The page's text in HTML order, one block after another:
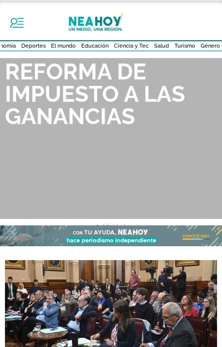
Deportes El mundo Educación Ciencia y Tec Salud Turismo Género
REFORMA DE
IMPUESTO A LAS
GANANCIAS
- Publicidad -
Podría ser Ley: el proyecto de Impuesto a las ganancias tiene
dictamen en el Senado
Septiembre 21, 2023